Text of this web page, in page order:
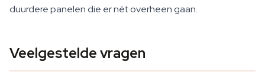
duurdere panelen die er nét overheen gaan.
Veelgestelde vragen